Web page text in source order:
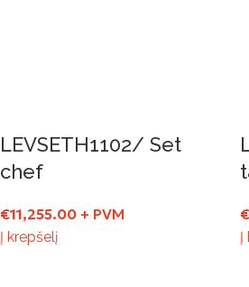
LEVSETH1102/ Set
chef
€11,255.00+ PVM
Į krepšelį
€
Į